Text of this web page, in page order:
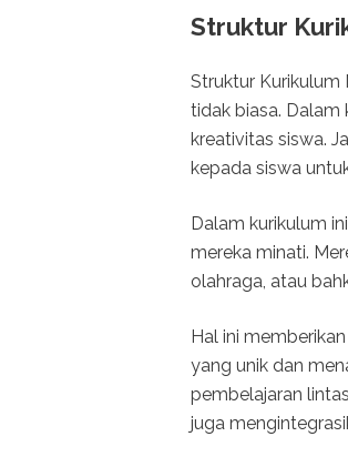
Struktur
Struktur Kurikulum
tidak biasa. Dalam
kreativitas siswa.
kepada siswa
Dalam kurikulum
mereka minati.
olahraga, atau
Hal ini
yang unik dan
pembelajaran
juga